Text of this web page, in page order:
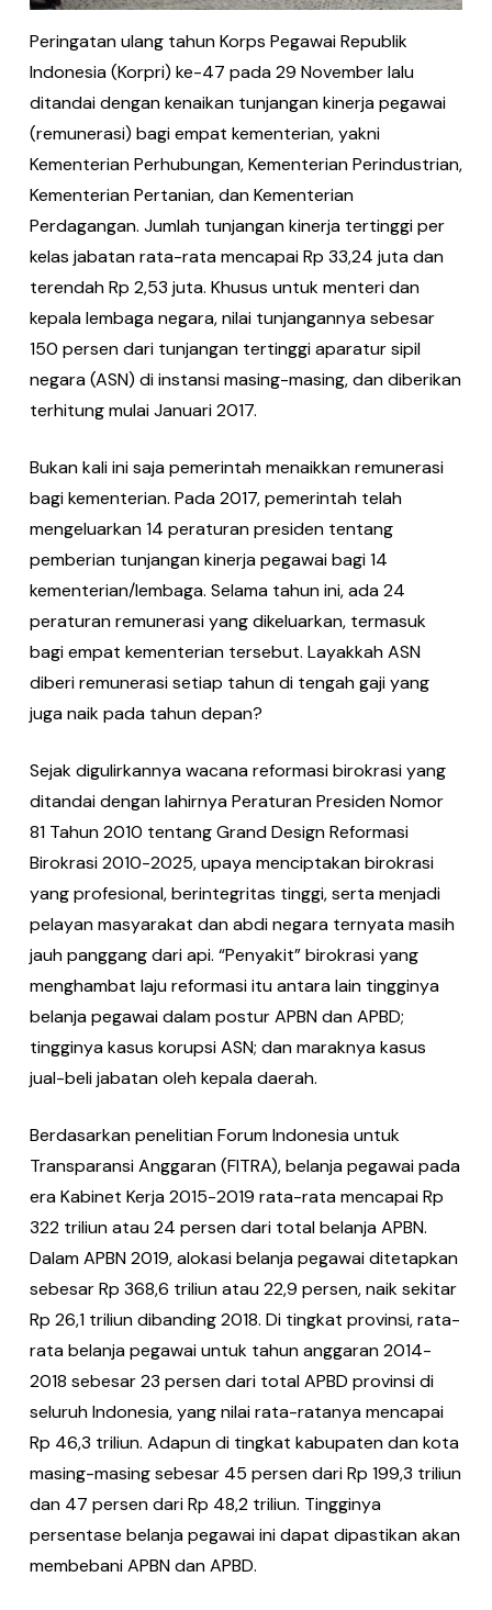
Peringatan ulang tahun Korps Pegawai Republik
Indonesia (Korpri) ke-47 pada 29 November lalu
ditandai dengan kenaikan tunjangan kinerja pegawai
(remunerasi) bagi empat kementerian, yakni
Kementerian Perhubungan, Kementerian Perindustrian,
Kementerian Pertanian, dan Kementerian
Perdagangan. Jumlah tunjangan kinerja tertinggi per
kelas jabatan rata-rata mencapai Rp 33,24 juta dan
terendah Rp 2,53 juta. Khusus untuk menteri dan
kepala lembaga negara, nilai tunjangannya sebesar
150 persen dari tunjangan tertinggi aparatur sipil
negara (ASN) di instansi masing-masing, dan diberikan
terhitung mulai Januari 2017.
Bukan kali ini saja pemerintah menaikkan remunerasi
bagi kementerian. Pada 2017, pemerintah telah
mengeluarkan 14 peraturan presiden tentang
pemberian tunjangan kinerja pegawai bagi 14
kementerian/lembaga. Selama tahun ini, ada 24
peraturan remunerasi yang dikeluarkan, termasuk
bagi empat kementerian tersebut. Layakkah ASN
diberi remunerasi setiap tahun di tengah gaji yang
juga naik pada tahun depan?
Sejak digulirkannya wacana reformasi birokrasi yang
ditandai dengan lahirnya Peraturan Presiden Nomor
81 Tahun 2010 tentang Grand Design Reformasi
Birokrasi 2010-2025, upaya menciptakan birokrasi
yang profesional, berintegritas tinggi, serta menjadi
pelayan masyarakat dan abdi negara ternyata masih
jauh panggang dari api. “Penyakit” birokrasi yang
menghambat laju reformasi itu antara lain tingginya
belanja pegawai dalam postur APBN dan APBD;
tingginya kasus korupsi ASN; dan maraknya kasus
jual-beli jabatan oleh kepala daerah.
Berdasarkan penelitian Forum Indonesia untuk
Transparansi Anggaran (FITRA), belanja pegawai pada
era Kabinet Kerja 2015-2019 rata-rata mencapai Rp
322 triliun atau 24 persen dari total belanja APBN.
Dalam APBN 2019, alokasi belanja pegawai ditetapkan
sebesar Rp 368,6 triliun atau 22,9 persen, naik sekitar
Rp 26,1 triliun dibanding 2018. Di tingkat provinsi, rata-
rata belanja pegawai untuk tahun anggaran 2014-
2018 sebesar 23 persen dari total APBD provinsi di
seluruh Indonesia, yang nilai rata-ratanya mencapai
Rp 46,3 triliun. Adapun di tingkat kabupaten dan kota
masing-masing sebesar 45 persen dari Rp 199,3 triliun
dan 47 persen dari Rp 48,2 triliun. Tingginya
persentase belanja pegawai ini dapat dipastikan akan
membebani APBN dan APBD.